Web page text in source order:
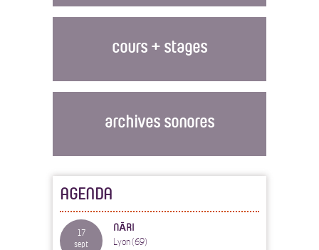
cours + stages
archives sonores
AGENDA
17
sept
NĀRI
Lyon (69)